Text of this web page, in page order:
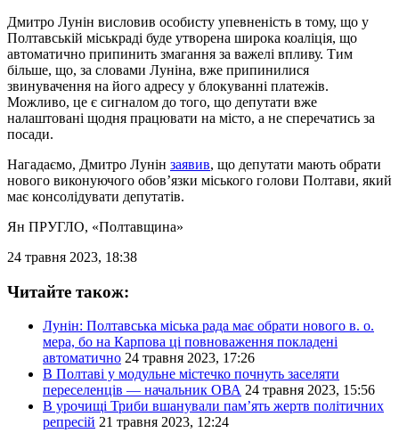
Дмитро Лунін висловив особисту упевненість в тому, що у
Полтавській міськраді буде утворена широка коаліція, що
автоматично припинить змагання за важелі впливу. Тим
більше, що, за словами Луніна, вже припинилися
звинувачення на його адресу у блокуванні платежів.
Можливо, це є сигналом до того, що депутати вже
налаштовані щодня працювати на місто, а не сперечатись за
посади.
Нагадаємо, Дмитро Лунін заявив, що депутати мають обрати
нового виконуючого обов’язки міського голови Полтави, який
має консолідувати депутатів.
Ян ПРУГЛО, «Полтавщина»
24 травня 2023, 18:38
Читайте також:
Лунін: Полтавська міська рада має обрати нового в. о.
мера, бо на Карпова ці повноваження покладені
автоматично 24 травня 2023, 17:26
В Полтаві у модульне містечко почнуть заселяти
переселенців — начальник ОВА 24 травня 2023, 15:56
В урочищі Триби вшанували пам’ять жертв політичних
репресій 21 травня 2023, 12:24